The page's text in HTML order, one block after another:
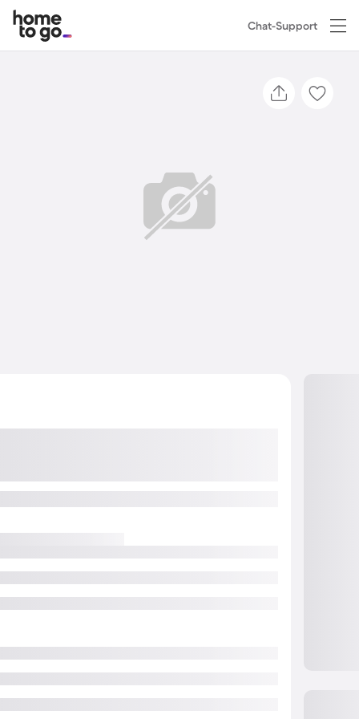
Chat-Support